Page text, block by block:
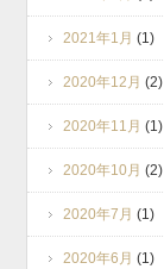
2021年1月 (1)
2020年12月 (2)
2020年11月 (1)
2020年10月 (2)
2020年7月 (1)
2020年6月 (1)